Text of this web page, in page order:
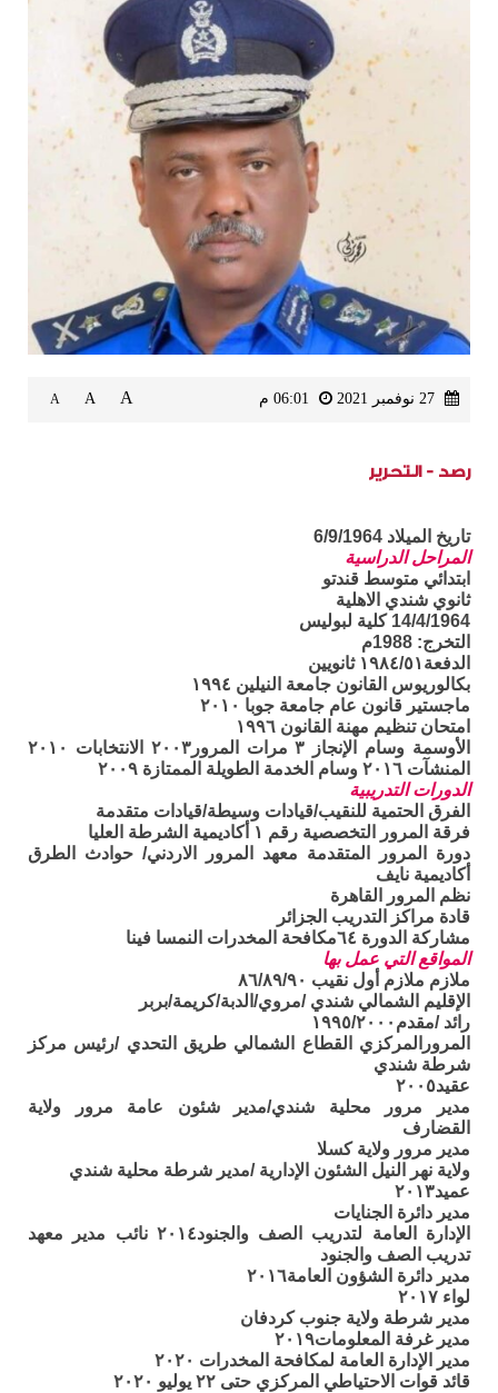
A
A
A
رصد - التحرير
تاريخ الميلاد 6/9/1964
المراحل الدراسية
ابتدائي متوسط قندتو
ثانوي شندي الاهلية
14/4/1964 كلية لبوليس
التخرج: 1988م
الدفعة١٩٨٤/٥١ ثانويين
بكالوريوس القانون جامعة النيلين ١٩٩٤
ماجستير قانون عام جامعة جوبا ٢٠١٠
امتحان تنظيم مهنة القانون ١٩٩٦
الأوسمة وسام الإنجاز ٣ مرات المرور٢٠٠٣ الانتخابات ٢٠١٠
المنشآت ٢٠١٦ وسام الخدمة الطويلة الممتازة ٢٠٠٩
الدورات التدريبية
الفرق الحتمية للنقيب/قيادات وسيطة/قيادات متقدمة
فرقة المرور التخصصية رقم ١ أكاديمية الشرطة العليا
دورة المرور المتقدمة معهد المرور الاردني/ حوادث الطرق
أكاديمية نايف
نظم المرور القاهرة
قادة مراكز التدريب الجزائر
مشاركة الدورة ٦٤مكافحة المخدرات النمسا فينا
المواقع التي عمل بها
ملازم ملازم أول نقيب ٨٦/٨٩/٩٠
الإقليم الشمالي شندي /مروي/الدبة/كريمة/بربر
رائد /مقدم١٩٩٥/٢٠٠٠
المرورالمركزي القطاع الشمالي طريق التحدي /رئيس مركز
شرطة شندي
عقيد٢٠٠٥
مدير مرور محلية شندي/مدير شئون عامة مرور ولاية
القضارف
مدير مرور ولاية كسلا
ولاية نهر النيل الشئون الإدارية /مدير شرطة محلية شندي
عميد٢٠١٣
مدير دائرة الجنايات
الإدارة العامة لتدريب الصف والجنود٢٠١٤ نائب مدير معهد
تدريب الصف والجنود
مدير دائرة الشؤون العامة٢٠١٦
لواء ٢٠١٧
مدير شرطة ولاية جنوب كردفان
مدير غرفة المعلومات٢٠١٩
مدير الإدارة العامة لمكافحة المخدرات ٢٠٢٠
قائد قوات الاحتياطي المركزي حتى ٢٢ يوليو ٢٠٢٠